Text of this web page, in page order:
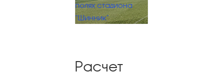
полях стадиона
"Шинник"
Расчет